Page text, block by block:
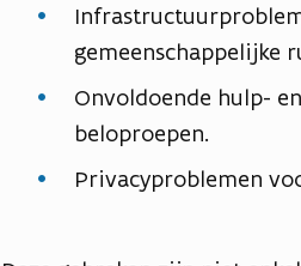
gemeenschappelijke
Onvoldoende hulp-
beloproepen.
Privacyproblemen